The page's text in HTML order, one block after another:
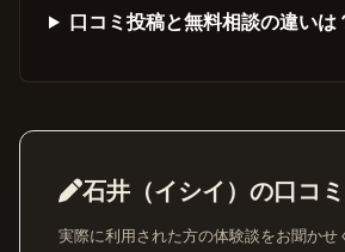
口コミ投稿と無料相談の違いは
石井（イシイ）の口コ
実際に利用された方の体験談をお聞かせ